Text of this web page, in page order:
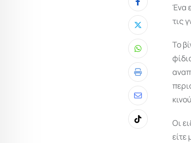
Whatsapp
Print
Share
via
Email
Tiktok
Ένα
τις
Το
Οι
είτε